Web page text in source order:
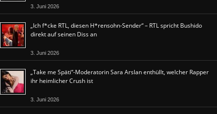
3. Juni 2026
„Ich f*cke RTL, diesen H*rensohn-Sender“ – RTL spricht Bushido
direkt auf seinen Diss an
3. Juni 2026
„Take me Späti“-Moderatorin Sara Arslan enthüllt, welcher Rapper
ihr heimlicher Crush ist
3. Juni 2026